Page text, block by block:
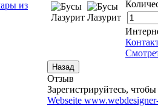
из
Отзыв
Зарегистрируйтесь, чтобы
Webseite